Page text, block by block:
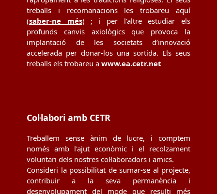
treballs i recomanacions les trobareu aquí
(saber-ne més) ; i per l'altre estudiar els
profunds canvis axiològics que provoca la
implantació de les societats d’innovació
accelerada per donar-los una sortida. Els seus
treballs els trobareu a www.ea.cetr.net
Col·labori amb CETR
Treballem sense ànim de lucre, i comptem
només amb l'ajut econòmic i el recolzament
voluntari dels nostres col·laboradors i amics.
Consideri la possibilitat de sumar-se al projecte,
contribuir a la seva permanència i
desenvolupament del mode que resulti més